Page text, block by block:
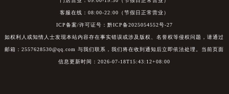
客服在线：08:00-22:00（节假日正常营业）
ICP备案/许可证号：黔ICP备2025054552号-27
如权利人或知情人士发现本站内容存在事实错误或涉及版权、名誉权等侵权问题，请通过
邮箱：2557628530@qq.com 与我们联系，我们将在收到通知后立即依法处理。当前页面
信息更新时间：2026-07-18T15:43:12+08:00